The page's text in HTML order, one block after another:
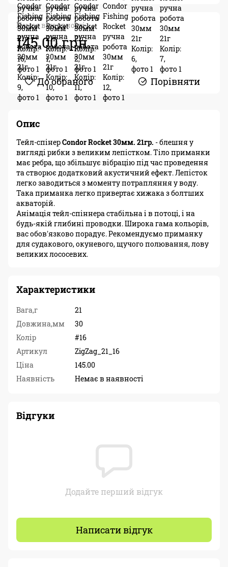
Немає в наявності
145.00 грн.
До обраного Порівняти
Опис
Тейл-спінерCondor Rocket 30мм. 21гр. - блешня у
вигляді рибки з великим лепістком. Тіло приманки
має ребра, що збільшує вібрацію під час проведення
та створює додатковий акустичний ефект. Лепісток
легко заводиться з моменту потрапляння у воду.
Така приманка легко привертає хижака з болтших
акваторій.
Анімація тейл-спіннера стабільна і в потоці, і на
будь-якій глибині проводки. Широка гама кольорів,
вас обов'язково порадує. Рекомендуємо приманку
для судакового, окуневого, щучого полювання, лову
великих лососевих.
Характеристики
Вага,г
21
Довжина,мм
30
Колір
#16
Артикул
ZigZag_21_16
Ціна
145.00
Наявність
Немає в наявності
Відгуки
Додайте перший відгук
Написати відгук